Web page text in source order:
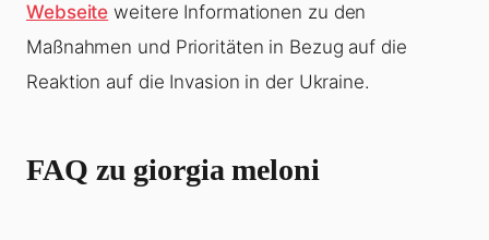
Webseite weitere Informationen zu den
Maßnahmen und Prioritäten in Bezug auf die
Reaktion auf die Invasion in der Ukraine.
FAQ zu giorgia meloni